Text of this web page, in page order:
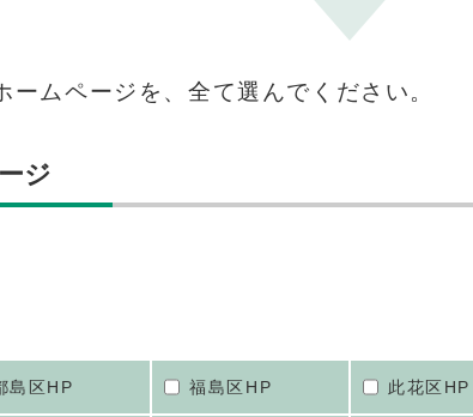
ームページを、全て選んでください。
ジ
島区HP 福島区HP 此花区HP